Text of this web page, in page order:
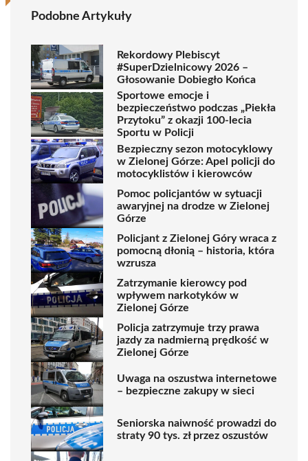
Podobne Artykuły
Rekordowy Plebiscyt
#SuperDzielnicowy 2026 –
Głosowanie Dobiegło Końca
Sportowe emocje i
bezpieczeństwo podczas „Piekła
Przytoku” z okazji 100-lecia
Sportu w Policji
Bezpieczny sezon motocyklowy
w Zielonej Górze: Apel policji do
motocyklistów i kierowców
Pomoc policjantów w sytuacji
awaryjnej na drodze w Zielonej
Górze
Policjant z Zielonej Góry wraca z
pomocną dłonią – historia, która
wzrusza
Zatrzymanie kierowcy pod
wpływem narkotyków w
Zielonej Górze
Policja zatrzymuje trzy prawa
jazdy za nadmierną prędkość w
Zielonej Górze
Uwaga na oszustwa internetowe
– bezpieczne zakupy w sieci
Seniorska naiwność prowadzi do
straty 90 tys. zł przez oszustów